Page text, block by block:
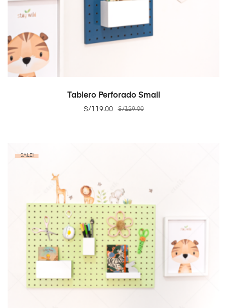
ADD TO CART
Tablero Perforado Small
S/129.00
S/119.00
SALE!